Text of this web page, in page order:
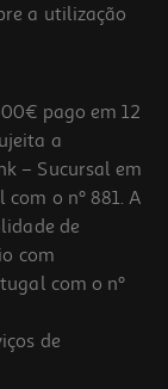
40un
a utilização
pago em 12
a
– Sucursal em
o nº 881. A
de
com
com o nº
de